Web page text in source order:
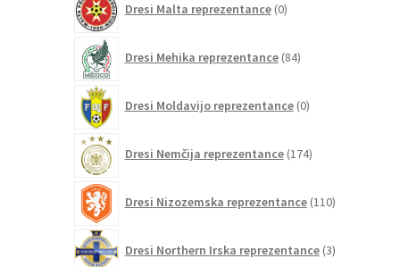
Dresi Malta reprezentance 0izdelkov
Dresi Mehika reprezentance 84izdelkov
Dresi Moldavijo reprezentance 0izdelkov
Dresi Nemčija reprezentance 174izdelkov
Dresi Nizozemska reprezentance 110izdelkov
Dresi Northern Irska reprezentance 3izdelki